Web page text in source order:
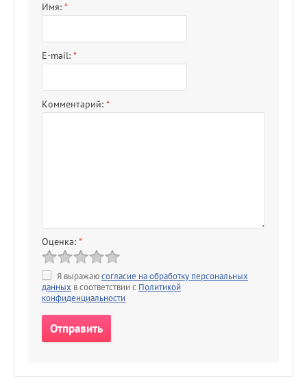
Имя: *
E-mail: *
Комментарий: *
Оценка: *
Я выражаюсогласие на обработку персональных
данных в соответствии с Политикой
конфиденциальности